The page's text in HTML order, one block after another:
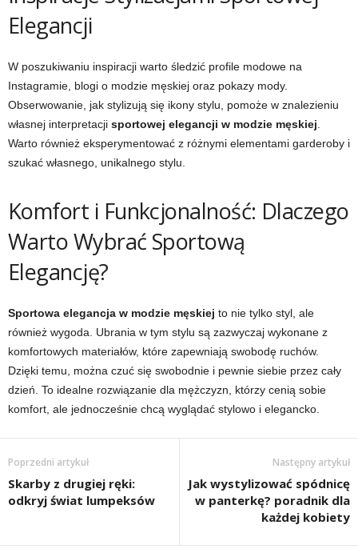
Elegancji
W poszukiwaniu inspiracji warto śledzić profile modowe na
Instagramie, blogi o modzie męskiej oraz pokazy mody.
Obserwowanie, jak stylizują się ikony stylu, pomoże w znalezieniu
własnej interpretacji sportowej elegancji w modzie męskiej
Warto również eksperymentować z różnymi elementami garderoby i
szukać własnego, unikalnego stylu.
Komfort i Funkcjonalność: Dlaczego
Warto Wybrać Sportową
Elegancję?
Sportowa elegancja w modzie męskiej to nie tylko styl, ale
również wygoda. Ubrania w tym stylu są zazwyczaj wykonane z
komfortowych materiałów, które zapewniają swobodę ruchów.
Dzięki temu, można czuć się swobodnie i pewnie siebie przez cały
dzień. To idealne rozwiązanie dla mężczyzn, którzy cenią sobie
komfort, ale jednocześnie chcą wyglądać stylowo i elegancko.
Poprzedni artykuł
Skarby z drugiej ręki:
odkryj świat lumpeksów
Następny artykuł
Jak wystylizować spódnicę
w panterkę? poradnik dla
każdej kobiety